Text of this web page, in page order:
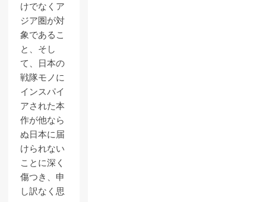
けでなくア
ジア圏が対
象であるこ
と、そし
て、日本の
戦隊モノに
インスパイ
アされた本
作が他なら
ぬ日本に届
けられない
ことに深く
傷つき、申
し訳なく思